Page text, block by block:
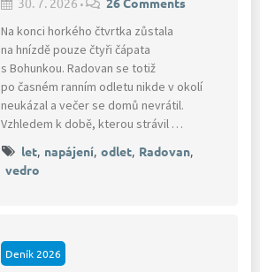
•
Na konci horkého čtvrtka zůstala
na hnízdě pouze čtyři čápata
s Bohunkou. Radovan se totiž
po časném ranním odletu nikde v okolí
neukázal a večer se domů nevrátil.
Vzhledem k době, kterou strávil …
let, napájení, odlet, Radovan,
vedro
Deník 2026